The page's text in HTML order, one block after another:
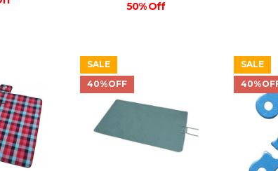
50% Off
SALE
40%OFF
SALE